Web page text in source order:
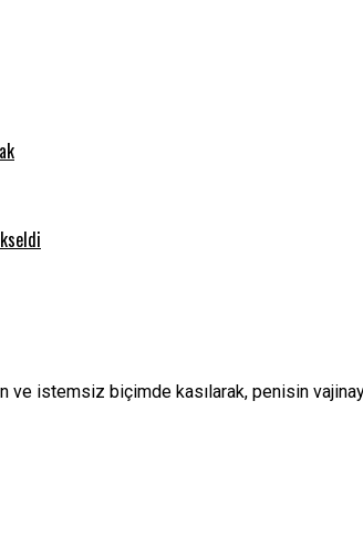
istemsiz biçimde kasılarak, penisin